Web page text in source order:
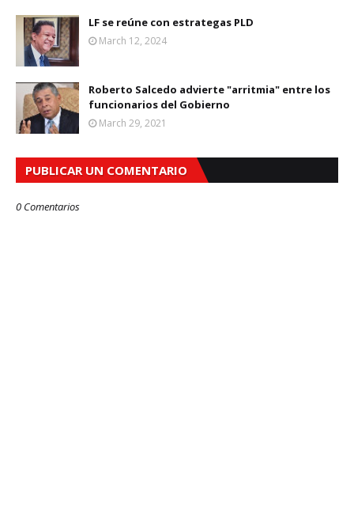
LF se reúne con estrategas PLD
March 12, 2024
Roberto Salcedo advierte "arritmia" entre los
funcionarios del Gobierno
March 29, 2021
PUBLICAR UN COMENTARIO
0 Comentarios